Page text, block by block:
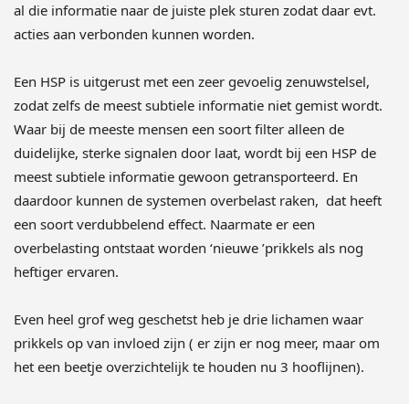
al die informatie naar de juiste plek sturen zodat daar evt.
acties aan verbonden kunnen worden.
Een HSP is uitgerust met een zeer gevoelig zenuwstelsel,
zodat zelfs de meest subtiele informatie niet gemist wordt.
Waar bij de meeste mensen een soort filter alleen de
duidelijke, sterke signalen door laat, wordt bij een HSP de
meest subtiele informatie gewoon getransporteerd. En
daardoor kunnen de systemen overbelast raken, dat heeft
een soort verdubbelend effect. Naarmate er een
overbelasting ontstaat worden ‘nieuwe ’prikkels als nog
heftiger ervaren.
Even heel grof weg geschetst heb je drie lichamen waar
prikkels op van invloed zijn ( er zijn er nog meer, maar om
het een beetje overzichtelijk te houden nu 3 hooflijnen).